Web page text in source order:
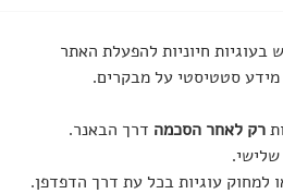
חיוניות להפעלת האתר
רק לאחר הסכמה דרך הבאנר.
למחוק עוגיות בכל עת דרך הדפדפן.